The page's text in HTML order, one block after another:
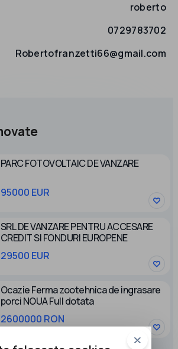
roberto
0729783702
Robertofranzetti66@gmail.com
PARC FOTOVOLTAIC DE VANZARE
95000 EUR
SRL DE VANZARE PENTRU ACCESARE
CREDIT SI FONDURI EUROPENE
29500 EUR
Ocazie Ferma zootehnica de ingrasare
porci NOUA Full dotata
2600000 RON